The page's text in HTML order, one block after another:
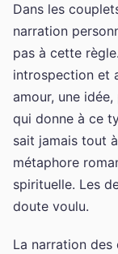
Dans les
narration
pas à cette
introspection et
amour, une
qui donne à ce
sait jamais tout
métaphore
spirituelle. Les
doute voulu.
La narration